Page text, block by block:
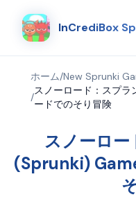
InCrediBox
ホーム/New Sprunki
/
スノーロード：スプ
ードでのそり冒険
スノーロー
(Sprunki)